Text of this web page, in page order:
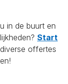
in de buurt en
Start
offertes